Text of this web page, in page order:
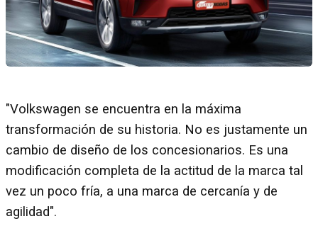
"Volkswagen se encuentra en la máxima
transformación de su historia. No es justamente un
cambio de diseño de los concesionarios. Es una
modificación completa de la actitud de la marca tal
vez un poco fría, a una marca de cercanía y de
agilidad".